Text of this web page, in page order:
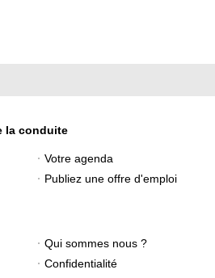
la conduite
Votre agenda
Publiez une offre d'emploi
Qui sommes nous ?
Confidentialité